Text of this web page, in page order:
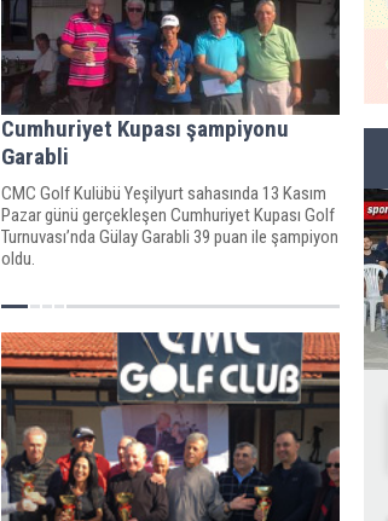
Cumhuriyet Kupası şampiyonu
Garabli
CMC Golf Kulübü Yeşilyurt sahasında 13 Kasım
Pazar günü gerçekleşen Cumhuriyet Kupası Golf
Turnuvası’nda Gülay Garabli 39 puan ile şampiyon
oldu.